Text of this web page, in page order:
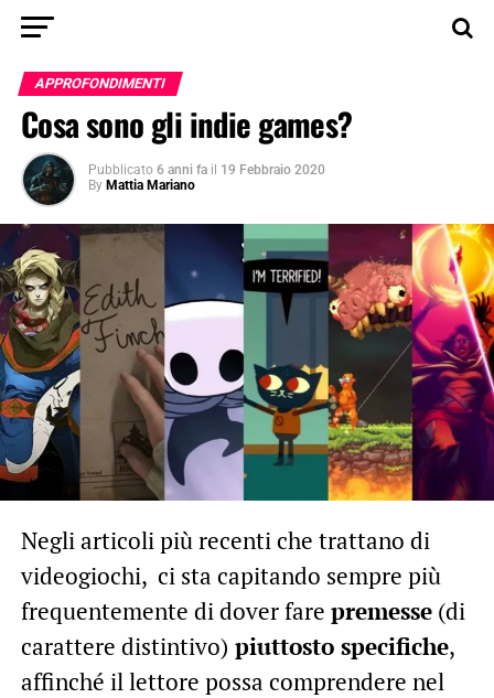
APPROFONDIMENTI
Cosa sono gli indie games?
Pubblicato 6 anni fa il 19 Febbraio 2020
By Mattia Mariano
Negli articoli più recenti che trattano di
videogiochi, ci sta capitando sempre più
frequentemente di dover fare premesse(di
carattere distintivo) piuttosto specifiche,
affinché il lettore possa comprendere nel